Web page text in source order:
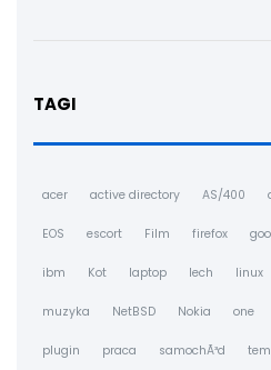
TAGI
acer active directory AS/400
EOS escort Film firefox
ibm Kot laptop lech linux
muzyka NetBSD Nokia one
plugin praca samochÃ³d